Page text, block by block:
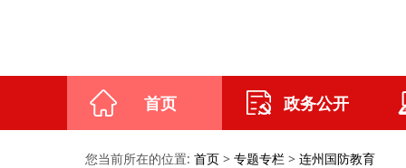
首页 政务公开
您当前所在的位置: 首页 > 专题专栏 > 连州国防教育